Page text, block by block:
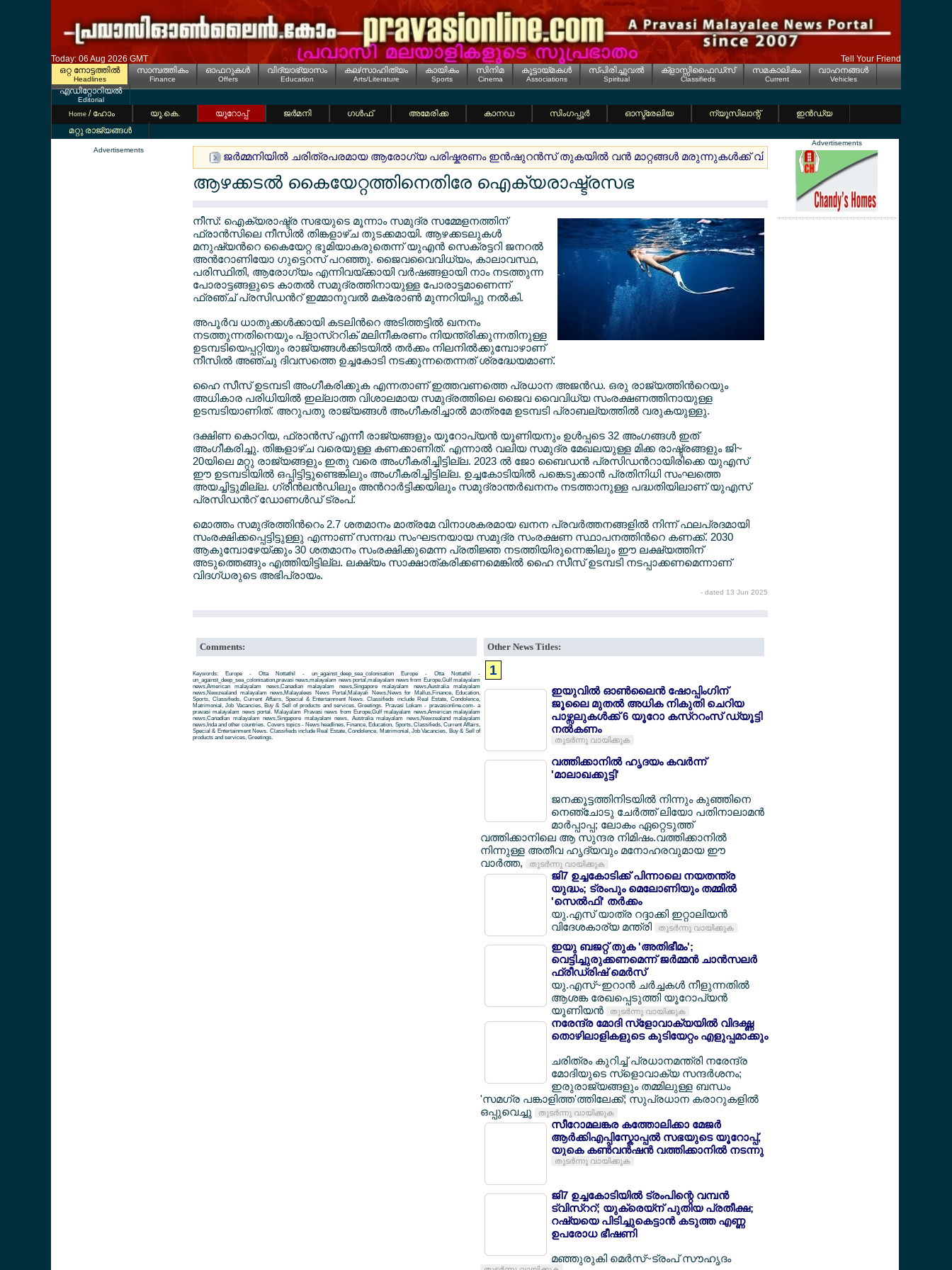
Today: 06 Aug 2026 GMT
Tell Your Friend
ഒറ്റ നോട്ടത്തില്‍
Headlines
സാമ്പത്തികം
Finance
ഓഫറുകള്‍
Offers
വിദ്യാഭ്യാസം
Education
കല/സാഹിത്യം
Arts/Literature
കായികം
Sports
സിനിമ
Cinema
കൂട്ടായ്മകള്‍
Associations
സ്പിരിച്ചുവല്‍
Spiritual
ക്ളാസ്സിഫൈഡ്സ്
Classifieds
സമകാലികം
Current
വാഹനങ്ങള്‍
Vehicles
എഡിറ്റോറിയല്‍
Editorial
Home / ഹോം യൂ.കെ. യൂറോപ്പ് ജര്‍മനി ഗള്‍ഫ് അമേരിക്ക കാനഡ സിംഗപ്പൂര്‍ ഓസ്ട്രേലിയ ന്യൂസിലാന്റ്
ഇന്‍ഡ്യ
മറ്റു രാജ്യങ്ങള്‍
Advertisements
ജര്‍മ്മനിയില്‍ ചരിത്രപരമായ ആരോഗ്യ പരിഷ്കരണം ഇന്‍ഷുറന്‍സ് തുകയില്‍ വന്‍ മാറ്റങ്ങള്‍ മരുന്നുകള്‍ക്ക് വില കൂടും ജര്‍മ്മനിയില്‍
ആഴക്കടല്‍ കൈയേറ്റത്തിനെതിരേ ഐക്യരാഷ്ട്രസഭ
നീസ്: ഐക്യരാഷ്ട്ര സഭയുടെ മൂന്നാം സമുദ്ര സമ്മേളനത്തിന്
ഫ്രാന്‍സിലെ നീസില്‍ തിങ്കളാഴ്ച തുടക്കമായി. ആഴക്കടലുകള്‍
മനുഷ്യന്‍റെ കൈയേറ്റ ഭൂമിയാകരുതെന്ന് യുഎന്‍ സെക്രട്ടറി ജനറല്‍
അന്‍റോണിയോ ഗുട്ടെറസ് പറഞ്ഞു. ജൈവവൈവിധ്യം, കാലാവസ്ഥ,
പരിസ്ഥിതി, ആരോഗ്യം എന്നിവയ്ക്കായി വര്‍ഷങ്ങളായി നാം നടത്തുന്ന
പോരാട്ടങ്ങളുടെ കാതല്‍ സമുദ്രത്തിനായുള്ള പോരാട്ടമാണെന്ന്
ഫ്രഞ്ച് പ്രസിഡന്‍റ് ഇമ്മാനുവല്‍ മക്രോണ്‍ മുന്നറിയിപ്പു നല്‍കി.
അപൂര്‍വ ധാതുക്കള്‍ക്കായി കടലിന്‍റെ അടിത്തട്ടില്‍ ഖനനം
നടത്തുന്നതിനെയും പ്ളാസ്ററിക് മലിനീകരണം നിയന്ത്രിക്കുന്നതിനുള്ള
ഉടമ്പടിയെപ്പറ്റിയും രാജ്യങ്ങള്‍ക്കിടയില്‍ തര്‍ക്കം നിലനില്‍ക്കുമ്പോഴാണ്
നീസില്‍ അഞ്ചു ദിവസത്തെ ഉച്ചകോടി നടക്കുന്നതെന്നത് ശ്രദ്ധേയമാണ്.
ഹൈ സീസ് ഉടമ്പടി അംഗീകരിക്കുക എന്നതാണ് ഇത്തവണത്തെ പ്രധാന അജന്‍ഡ. ഒരു രാജ്യത്തിന്‍റെയും
അധികാര പരിധിയില്‍ ഇല്ലാത്ത വിശാലമായ സമുദ്രത്തിലെ ജൈവ വൈവിധ്യ സംരക്ഷണത്തിനായുള്ള
ഉടമ്പടിയാണിത്. അറുപതു രാജ്യങ്ങള്‍ അംഗീകരിച്ചാല്‍ മാത്രമേ ഉടമ്പടി പ്രാബല്യത്തില്‍ വരുകയുള്ളു.
ദക്ഷിണ കൊറിയ, ഫ്രാന്‍സ് എന്നീ രാജ്യങ്ങളും യൂറോപ്യന്‍ യൂണിയനും ഉള്‍പ്പടെ 32 അംഗങ്ങള്‍ ഇത്
അംഗീകരിച്ചു. തിങ്കളാഴ്ച വരെയുള്ള കണക്കാണിത്. എന്നാല്‍ വലിയ സമുദ്ര മേഖലയുള്ള മിക്ക രാഷ്ട്രങ്ങളും ജി~
20യിലെ മറ്റു രാജ്യങ്ങളും ഇതു വരെ അംഗീകരിച്ചിട്ടില്ല. 2023 ല്‍ ജോ ബൈഡന്‍ പ്രസിഡന്‍റായിരിക്കെ യുഎസ്
ഈ ഉടമ്പടിയില്‍ ഒപ്പിട്ടിട്ടുണ്ടെങ്കിലും അംഗീകരിച്ചിട്ടില്ല. ഉച്ചകോടിയില്‍ പങ്കെടുക്കാന്‍ പ്രതിനിധി സംഘത്തെ
അയച്ചിട്ടുമില്ല. ഗ്രീന്‍ലന്‍ഡിലും അന്‍റാര്‍ട്ടിക്കയിലും സമുദ്രാന്തര്‍ഖനനം നടത്താനുള്ള പദ്ധതിയിലാണ് യുഎസ്
പ്രസിഡന്‍റ് ഡോണള്‍ഡ് ട്രംപ്.
മൊത്തം സമുദ്രത്തിന്‍റെം 2.7 ശതമാനം മാത്രമേ വിനാശകരമായ ഖനന പ്രവര്‍ത്തനങ്ങളില്‍ നിന്ന് ഫലപ്രദമായി
സംരക്ഷിക്കപ്പെട്ടിട്ടുള്ളു എന്നാണ് സന്നദ്ധ സംഘടനയായ സമുദ്ര സംരക്ഷണ സ്ഥാപനത്തിന്‍റെ കണക്ക്. 2030
ആകുമ്പോഴേയ്ക്കും 30 ശതമാനം സംരക്ഷിക്കുമെന്ന പ്രതിജ്ഞ നടത്തിയിരുന്നെങ്കിലും ഈ ലക്ഷ്യത്തിന്
അടുത്തെങ്ങും എത്തിയിട്ടില്ല. ലക്ഷ്യം സാക്ഷാത്കരിക്കണമെങ്കില്‍ ഹൈ സീസ് ഉടമ്പടി നടപ്പാക്കണമെന്നാണ്
വിദഗ്ധരുടെ അഭിപ്രായം.
- dated 13 Jun 2025
Comments:
Keywords: Europe - Otta Nottathil - un_against_deep_sea_colonisation Europe - Otta Nottathil -
un_against_deep_sea_colonisation,pravasi news,malayalam news portal,malayalam news from Europe,Gulf malayalam
news,American malayalam news,Canadian malayalam news,Singapore malayalam news,Australia malayalam
news,Newzealand malayalam news,Malayalees News Portal,Malayali News,News for Mallus,Finance, Education,
Sports, Classifieds, Current Affairs, Special & Entertainment News. Classifieds include Real Estate, Condolence,
Matrimonial, Job Vacancies, Buy & Sell of products and services, Greetings. Pravasi Lokam - pravasionline.com- a
pravasi malayalam news portal. Malayalam Pravasi news from Europe,Gulf malayalam news,American malayalam
news,Canadian malayalam news,Singapore malayalam news, Australia malayalam news,Newzealand malayalam
news,Inda and other countries. Covers topics - News headlines, Finance, Education, Sports, Classifieds, Current Affairs,
Special & Entertainment News. Classifieds include Real Estate, Condolence, Matrimonial, Job Vacancies, Buy & Sell of
products and services, Greetings.
Other News Titles:
1
ഇയുവില്‍ ഓണ്‍ലൈന്‍ ഷോപ്പിംഗിന്
ജൂലൈ മുതല്‍ അധിക നികുതി ചെറിയ
പാഴ്സലുകള്‍ക്ക് 6 യൂറോ കസ്ററംസ് ഡ്യൂട്ടി
നല്‍കണം
തുടര്‍ന്നു വായിക്കുക
വത്തിക്കാനില്‍ ഹൃദയം കവര്‍ന്ന്
'മാലാഖക്കുട്ടി'
ജനക്കൂട്ടത്തിനിടയില്‍ നിന്നും കുഞ്ഞിനെ
നെഞ്ചോടു ചേര്‍ത്ത് ലിയോ പതിനാലാമന്‍
മാര്‍പ്പാപ്പ; ലോകം ഏറ്റെടുത്ത്
വത്തിക്കാനിലെ ആ സുന്ദര നിമിഷം.വത്തിക്കാനില്‍
നിന്നുള്ള അതീവ ഹൃദ്യവും മനോഹരവുമായ ഈ
വാര്‍ത്ത,
തുടര്‍ന്നു വായിക്കുക
ജി7 ഉച്ചകോടിക്ക് പിന്നാലെ നയതന്ത്ര
യുദ്ധം; ട്രംപും മെലോണിയും തമ്മില്‍
'സെല്‍ഫി' തര്‍ക്കം
യു.എസ് യാത്ര റദ്ദാക്കി ഇറ്റാലിയന്‍
വിദേശകാര്യ മന്ത്രി
തുടര്‍ന്നു വായിക്കുക
ഇയു ബജറ്റ് തുക 'അതിഭീമം';
വെട്ടിച്ചുരുക്കണമെന്ന് ജര്‍മ്മന്‍ ചാന്‍സലര്‍
ഫ്രീഡ്രിഷ് മെര്‍സ്
യു.എസ്~ഇറാന്‍ ചര്‍ച്ചകള്‍ നീളുന്നതില്‍
ആശങ്ക രേഖപ്പെടുത്തി യൂറോപ്യന്‍
യൂണിയന്‍
തുടര്‍ന്നു വായിക്കുക
നരേന്ദ്ര മോദി സ്ളോവാക്യയില്‍ വിദഗ്ദ്ധ
തൊഴിലാളികളുടെ കുടിയേറ്റം എളുപ്പമാക്കും
ചരിത്രം കുറിച്ച് പ്രധാനമന്ത്രി നരേന്ദ്ര
മോദിയുടെ സ്ളൊവാക്യ സന്ദര്‍ശനം;
ഇരുരാജ്യങ്ങളും തമ്മിലുള്ള ബന്ധം
'സമഗ്ര പങ്കാളിത്ത'ത്തിലേക്ക്; സുപ്രധാന കരാറുകളില്‍
ഒപ്പുവെച്ചു
തുടര്‍ന്നു വായിക്കുക
സീറോമലങ്കര കത്തോലിക്കാ മേജര്‍
ആര്‍ക്കിഎപ്പിസ്കോപ്പല്‍ സഭയുടെ യൂറോപ്പ്,
യുകെ കണ്‍വന്‍ഷന്‍ വത്തിക്കാനില്‍ നടന്നു
തുടര്‍ന്നു വായിക്കുക
ജി7 ഉച്ചകോടിയില്‍ ട്രംപിന്റെ വമ്പന്‍
ട്വിസ്ററ്; യുക്രെയ്ന് പുതിയ പ്രതീക്ഷ;
റഷ്യയെ പിടിച്ചുകെട്ടാന്‍ കടുത്ത എണ്ണ
ഉപരോധ ഭീഷണി
മഞ്ഞുരുകി മെര്‍സ്~ട്രംപ് സൗഹൃദം
Advertisements